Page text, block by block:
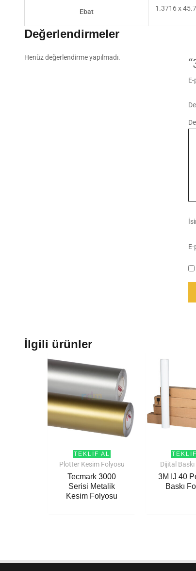
Ebat 1.3716 x
Değerlendirmeler
Henüz değerlendirme yapılmadı.
İlgili ürünler
TEKLIF AL
Plotter Kesim Folyosu
Tecmark 3000
Serisi Metalik
Kesim Folyosu
Dijital
3M IJ 40
Baskı